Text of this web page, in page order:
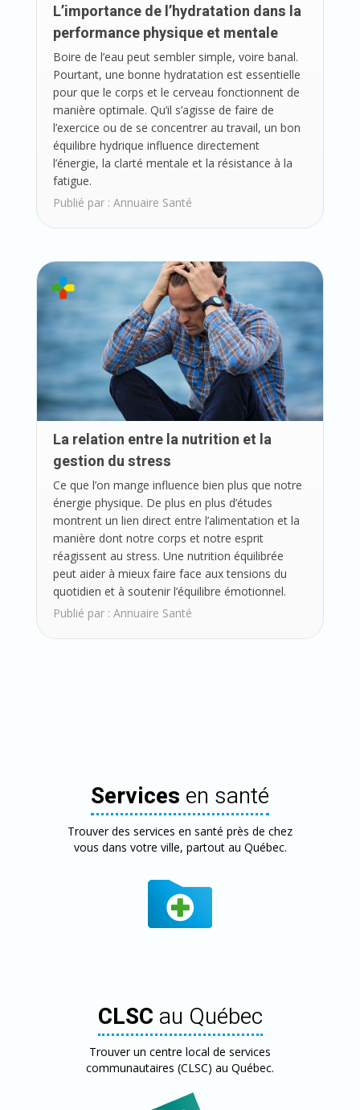
L’importance de l’hydratation dans la
performance physique et mentale
Boire de l’eau peut sembler simple, voire banal.
Pourtant, une bonne hydratation est essentielle
pour que le corps et le cerveau fonctionnent de
manière optimale. Qu’il s’agisse de faire de
l’exercice ou de se concentrer au travail, un bon
équilibre hydrique influence directement
l’énergie, la clarté mentale et la résistance à la
fatigue.
Publié par : Annuaire Santé
La relation entre la nutrition et la
gestion du stress
Ce que l’on mange influence bien plus que notre
énergie physique. De plus en plus d’études
montrent un lien direct entre l’alimentation et la
manière dont notre corps et notre esprit
réagissent au stress. Une nutrition équilibrée
peut aider à mieux faire face aux tensions du
quotidien et à soutenir l’équilibre émotionnel.
Publié par : Annuaire Santé
Services en santé
Trouver des services en santé près de chez
vous dans votre ville, partout au Québec.
CLSC au Québec
Trouver un centre local de services
communautaires (CLSC) au Québec.